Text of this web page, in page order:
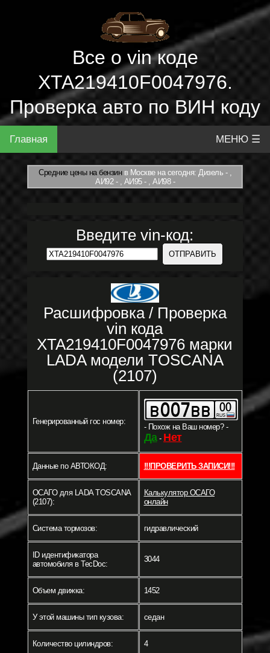
Все о vin коде
XTA219410F0047976.
Проверка авто по ВИН коду
Главная МЕНЮ ☰
Средние цены на бензинв Москве на сегодня: Дизель - ,
АИ92 - , АИ95 - , АИ98 -
Введите vin-код:
Расшифровка / Проверка
vin кода
XTA219410F0047976 марки
LADA модели TOSCANA
(2107)
Генерированный гос номер:
- Похож на Ваш номер? -
Да- Нет
Данные по АВТОКОД: !!!ПРОВЕРИТЬ ЗАПИСИ!!!
ОСАГО для LADA TOSCANA
(2107):
Калькулятор ОСАГО
онлайн
Система тормозов: гидравлический
ID идентификатора
автомобиля в TecDoc:
3044
Объем движка: 1452
У этой машины тип кузова: седан
Количество цилиндров: 4